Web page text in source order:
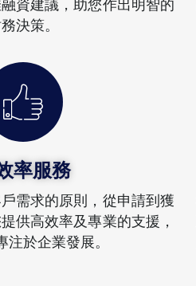
資建議，助您作出明智的
決策。
率服務
需求的原則，從申請到獲
供高效率及專業的支援，
注於企業發展。